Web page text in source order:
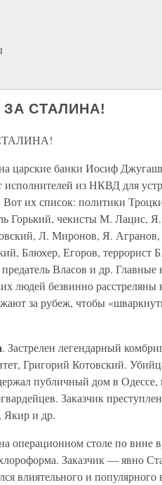
СТАЛИНА!
царские банки Иосиф
из НКВД для
их список: политики
Горький, чекисты М. Лацис,
Л. Миронов, Я.
Блюхер, Егоров, террорист
Власов и др.
людей безвинно
за рубеж, чтобы
. Застрелен легендарный
Григорий Котовский.
публичный дом в
Заказчик
Якир и др.
операционном столе по
Заказчик — явно
влиятельного и